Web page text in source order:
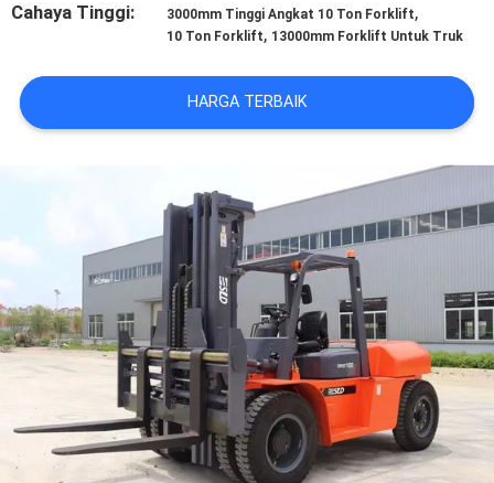
Cahaya Tinggi: 3000mm Tinggi Angkat 10 Ton Forklift,
10 Ton Forklift, 13000mm Forklift Untuk Truk
HARGA TERBAIK